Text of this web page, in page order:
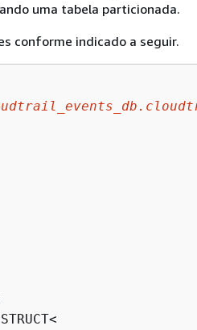
uma tabela particionada.
conforme indicado a seguir.
<